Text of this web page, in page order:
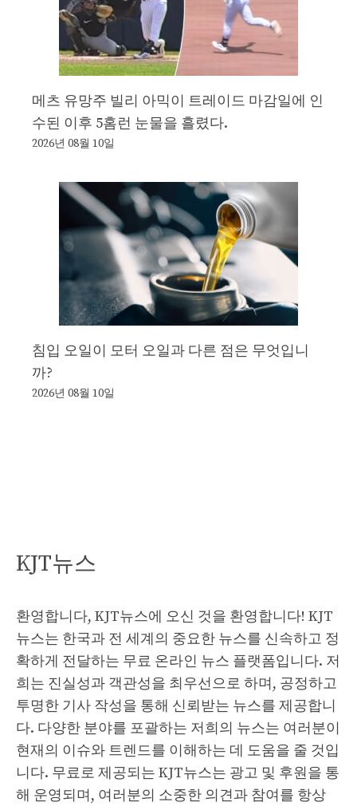
메츠 유망주 빌리 아믹이 트레이드 마감일에 인
수된 이후 5홈런 눈물을 흘렸다.
2026년 08월 10일
침입 오일이 모터 오일과 다른 점은 무엇입니
까?
2026년 08월 10일
KJT뉴스
환영합니다, KJT뉴스에 오신 것을 환영합니다! KJT
뉴스는 한국과 전 세계의 중요한 뉴스를 신속하고 정
확하게 전달하는 무료 온라인 뉴스 플랫폼입니다. 저
희는 진실성과 객관성을 최우선으로 하며, 공정하고
투명한 기사 작성을 통해 신뢰받는 뉴스를 제공합니
다. 다양한 분야를 포괄하는 저희의 뉴스는 여러분이
현재의 이슈와 트렌드를 이해하는 데 도움을 줄 것입
니다. 무료로 제공되는 KJT뉴스는 광고 및 후원을 통
해 운영되며, 여러분의 소중한 의견과 참여를 항상